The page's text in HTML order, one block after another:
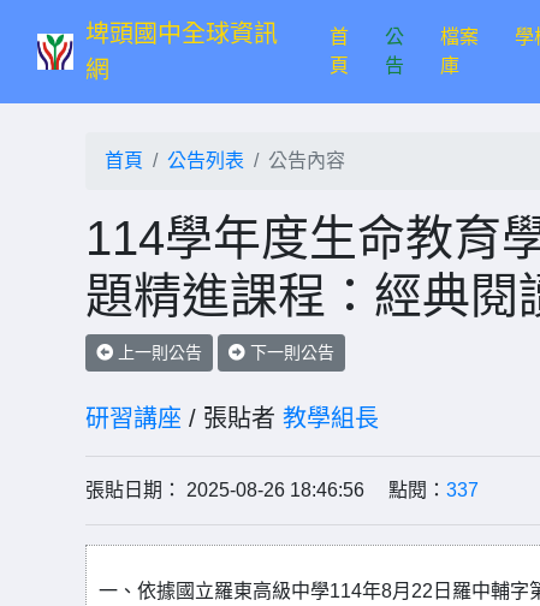
埤頭國中全球資訊
網
首
頁(current)
公
告
檔案
庫
學
首頁 公告列表 公告內容
114學年度生命教育
題精進課程：經典閱
上一則公告 下一則公告
研習講座 / 張貼者 教學組長
張貼日期： 2025-08-26 18:46:56 點閱： 337
一、依據國立羅東高級中學114年8月22日羅中輔字